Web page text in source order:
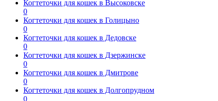
Когтеточки для кошек в Высоковске
0
Когтеточки для кошек в Голицыно
0
Когтеточки для кошек в Дедовске
0
Когтеточки для кошек в Дзержинске
0
Когтеточки для кошек в Дмитрове
0
Когтеточки для кошек в Долгопрудном
0